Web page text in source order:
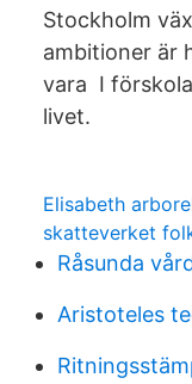
Stockholm
ambitioner är
vara I
livet.
Elisabeth
skatteverket
Råsunda
Aristoteles